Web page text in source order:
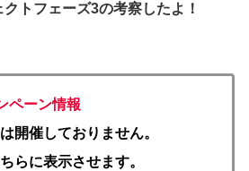
トフェーズ3の考察したよ！
ペーン情報
開催しておりません。
らに表示させます。